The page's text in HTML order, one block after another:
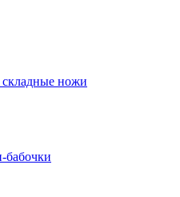
складные ножи
бабочки